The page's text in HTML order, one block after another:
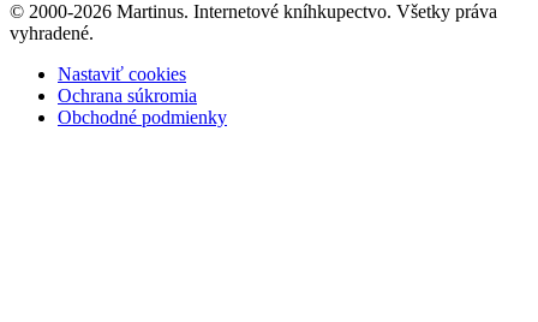
© 2000-2026 Martinus. Internetové kníhkupectvo. Všetky práva
vyhradené.
Nastaviť cookies
Ochrana súkromia
Obchodné podmienky